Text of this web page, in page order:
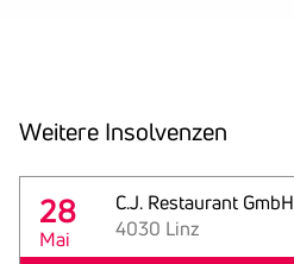
Weitere Insol­venzen
28
Mai
C.J. Restaurant GmbH
4030 Linz